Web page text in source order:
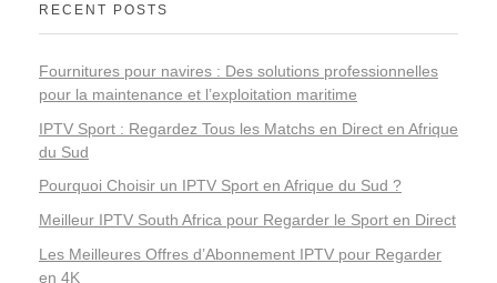
RECENT POSTS
Fournitures pour navires : Des solutions professionnelles
pour la maintenance et l’exploitation maritime
IPTV Sport : Regardez Tous les Matchs en Direct en Afrique
du Sud
Pourquoi Choisir un IPTV Sport en Afrique du Sud ?
Meilleur IPTV South Africa pour Regarder le Sport en Direct
Les Meilleures Offres d’Abonnement IPTV pour Regarder
en 4K